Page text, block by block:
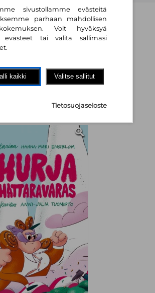
Hurja
sivustollamme evästeitä
parhaan mahdollisen
Voit hyväksyä
evästeet tai valita sallimasi
kaikki Valitse sallitut
Tietosuojaseloste